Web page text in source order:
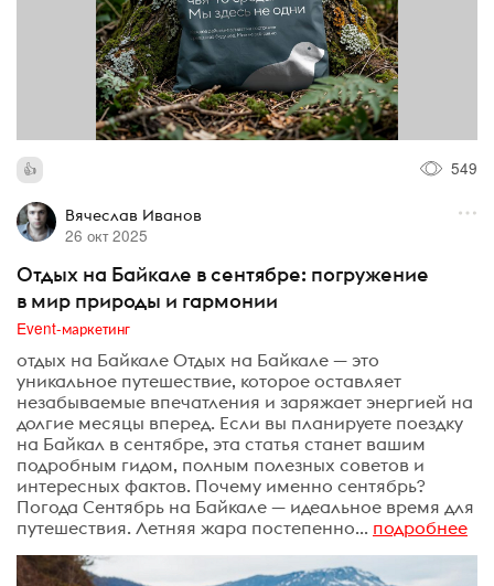
549
Вячеслав Иванов
26 окт 2025
Отдых на Байкале в сентябре: погружение
в мир природы и гармонии
Event-маркетинг
отдых на Байкале Отдых на Байкале — это
уникальное путешествие, которое оставляет
незабываемые впечатления и заряжает энергией на
долгие месяцы вперед. Если вы планируете поездку
на Байкал в сентябре, эта статья станет вашим
подробным гидом, полным полезных советов и
интересных фактов. Почему именно сентябрь?
Погода Сентябрь на Байкале — идеальное время для
путешествия. Летняя жара постепенно... подробнее